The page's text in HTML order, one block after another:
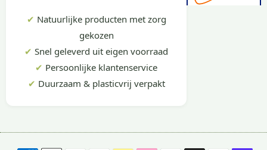
✔ Natuurlijke producten met zorg
gekozen
✔ Snel geleverd uit eigen voorraad
✔ Persoonlijke klantenservice
✔ Duurzaam & plasticvrij verpakt